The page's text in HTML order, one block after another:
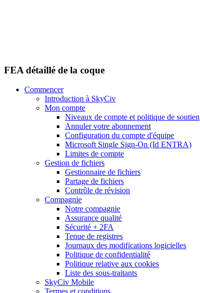
FEA détaillé de la coque
Commencer
Introduction à SkyCiv
Mon compte
Niveaux de compte et politique de soutien
Annuler votre abonnement
Configuration du compte d'équipe
Microsoft Single Sign-On (Id ENTRA)
Limites de compte
Gestion de fichiers
Gestionnaire de fichiers
Partage de fichiers
Contrôle de révision
Compagnie
Notre compagnie
Assurance qualité
Sécurité + 2FA
Tenue de registres
Journaux des modifications logicielles
Politique de confidentialité
Politique relative aux cookies
Liste des sous-traitants
SkyCiv Mobile